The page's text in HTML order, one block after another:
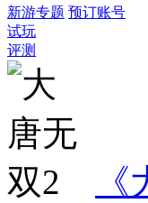
新游专题 预订账号
试玩
评测